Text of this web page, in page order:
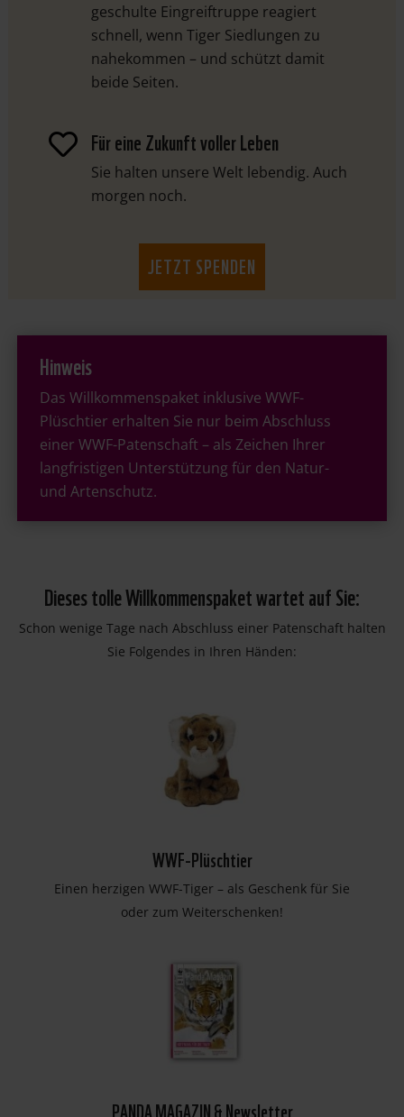
geschulte Eingreiftruppe reagiert
schnell, wenn Tiger Siedlungen zu
nahekommen – und schützt damit
beide Seiten.
 Für eine Zukunft voller Leben
Sie halten unsere Welt lebendig. Auch
morgen noch.
JETZT SPENDEN
Hinweis
Das Willkommenspaket inklusive WWF-
Plüschtier erhalten Sie nur beim Abschluss
einer WWF-Patenschaft – als Zeichen Ihrer
langfristigen Unterstützung für den Natur-
und Artenschutz.
Dieses tolle Willkommenspaket wartet auf Sie:
Schon wenige Tage nach Abschluss einer Patenschaft halten
Sie Folgendes in Ihren Händen:
WWF-Plüschtier
Einen herzigen WWF-Tiger – als Geschenk für Sie
oder zum Weiterschenken!
PANDA MAGAZIN & Newsletter